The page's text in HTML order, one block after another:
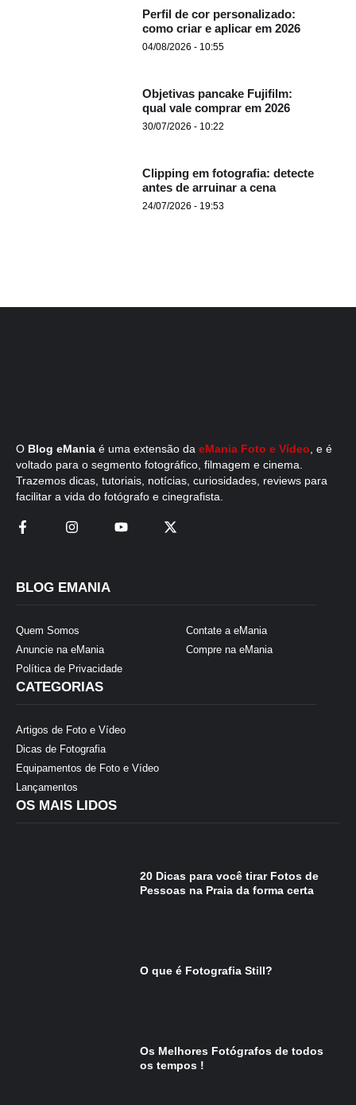
Perfil de cor personalizado:
como criar e aplicar em 2026
04/08/2026 - 10:55
Objetivas pancake Fujifilm:
qual vale comprar em 2026
30/07/2026 - 10:22
Clipping em fotografia: detecte
antes de arruinar a cena
24/07/2026 - 19:53
O Blog eMania é uma extensão da eMania Foto e Vídeo, e é
voltado para o segmento fotográfico, filmagem e cinema.
Trazemos dicas, tutoriais, notícias, curiosidades, reviews para
facilitar a vida do fotógrafo e cinegrafista.
BLOG EMANIA
Quem Somos
Anuncie na eMania
Política de Privacidade
Contate a eMania
Compre na eMania
CATEGORIAS
Artigos de Foto e Vídeo
Dicas de Fotografia
Equipamentos de Foto e Vídeo
Lançamentos
OS MAIS LIDOS
20 Dicas para você tirar Fotos de
Pessoas na Praia da forma certa
O que é Fotografia Still?
Os Melhores Fotógrafos de todos
os tempos !